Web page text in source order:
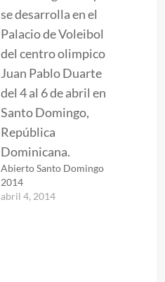
Abierto Santo Domingo
2014
abril 4, 2014